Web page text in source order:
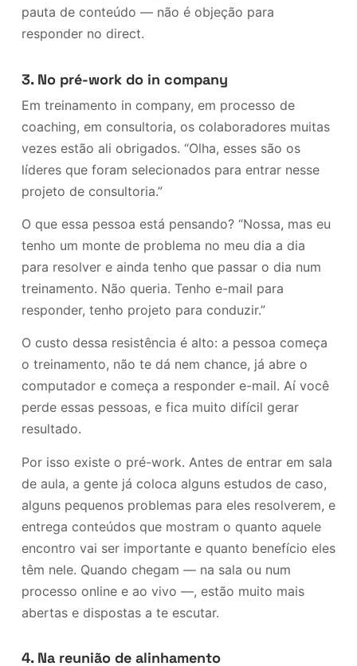
pauta de conteúdo — não é objeção para
responder no direct.
3. No pré-work do in company
Em treinamento in company, em processo de
coaching, em consultoria, os colaboradores muitas
vezes estão ali obrigados. “Olha, esses são os
líderes que foram selecionados para entrar nesse
projeto de consultoria.”
O que essa pessoa está pensando? “Nossa, mas eu
tenho um monte de problema no meu dia a dia
para resolver e ainda tenho que passar o dia num
treinamento. Não queria. Tenho e-mail para
responder, tenho projeto para conduzir.”
O custo dessa resistência é alto: a pessoa começa
o treinamento, não te dá nem chance, já abre o
computador e começa a responder e-mail. Aí você
perde essas pessoas, e fica muito difícil gerar
resultado.
Por isso existe o pré-work. Antes de entrar em sala
de aula, a gente já coloca alguns estudos de caso,
alguns pequenos problemas para eles resolverem, e
entrega conteúdos que mostram o quanto aquele
encontro vai ser importante e quanto benefício eles
têm nele. Quando chegam — na sala ou num
processo online e ao vivo —, estão muito mais
abertas e dispostas a te escutar.
4. Na reunião de alinhamento